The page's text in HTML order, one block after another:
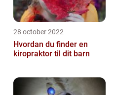
28 october 2022
Hvordan du finder en
kiropraktor til dit barn